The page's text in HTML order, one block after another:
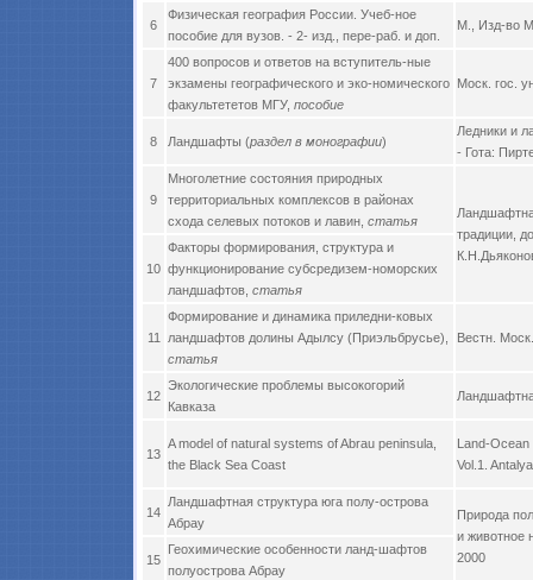
6
Физическая география России. Учеб-ное
пособие для вузов. - 2- изд., пере-раб. и доп.
М., Изд-во
7
400 вопросов и ответов на вступитель-ные
экзамены географического и эко-номического
факультететов МГУ, пособие
Моск. гос.
8 Ландшафты (раздел в монографии)
Ледники и
- Гота:
9
Многолетние состояния природных
территориальных комплексов в районах
схода селевых потоков и лавин, статья
традиции,
10
Факторы формирования, структура и
функционирование субсредизем-номорских
ландшафтов, статья
11
Формирование и динамика приледни-ковых
ландшафтов долины Адылсу (Приэльбрусье),
статья
Вестн.
12
Экологические проблемы высокогорий
Кавказа
13
A model of natural systems of Abrau peninsula,
the Black Sea Coast
Land-
Vol.1.
14
Ландшафтная структура юга полу-острова
Абрау
Природа
и животное
2000
15
Геохимические особенности ланд-шафтов
полуострова Абрау